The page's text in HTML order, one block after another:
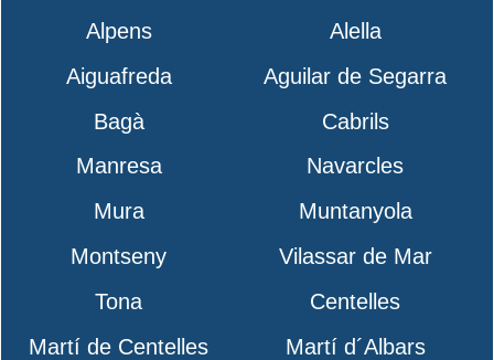
Alpens
Alella
Aiguafreda
Aguilar de Segarra
Bagà
Cabrils
Manresa
Navarcles
Mura
Muntanyola
Montseny
Vilassar de Mar
Tona
Centelles
Martí de Centelles
Martí d´Albars